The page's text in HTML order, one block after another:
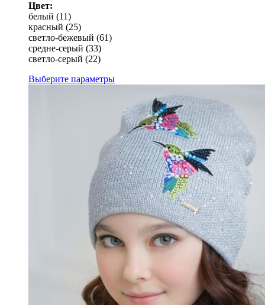
Цвет:
белый (11)
красный (25)
светло-бежевый (61)
средне-серый (33)
светло-серый (22)
Выберите параметры